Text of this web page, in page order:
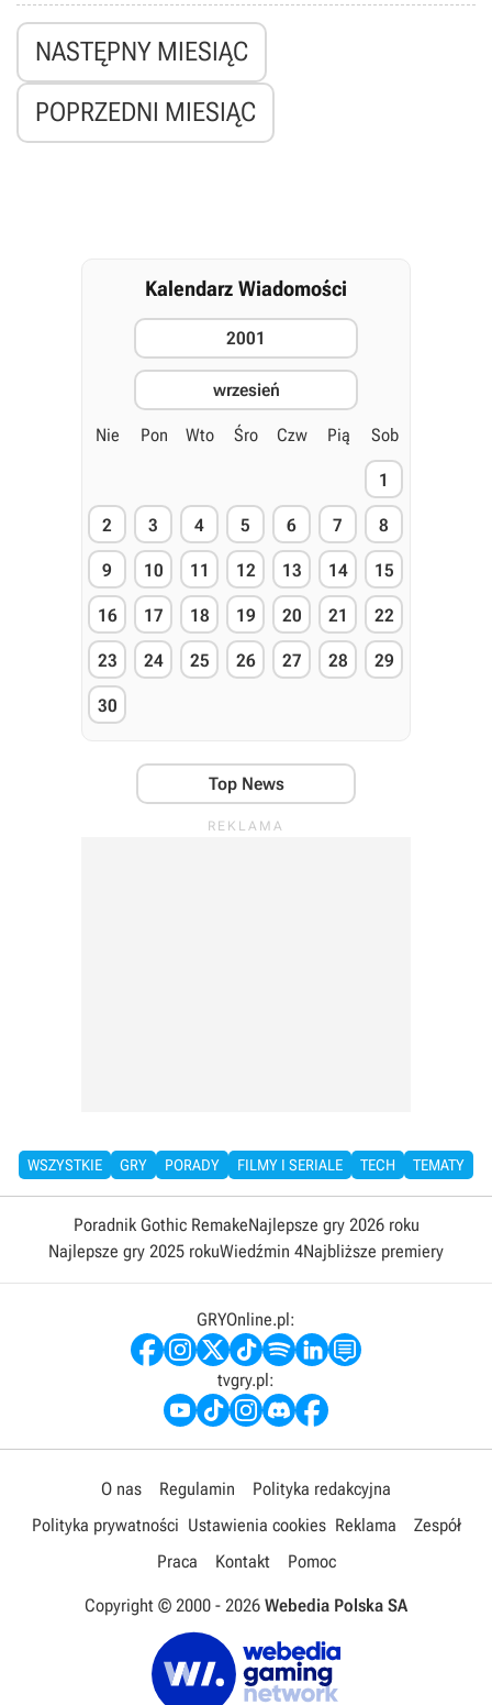
przypomina Matrixa.
NASTĘPNY MIESIĄC
POPRZEDNI MIESIĄC
Kalendarz Wiadomości
2001
wrzesień
Nie Pon Wto Śro Czw Pią Sob
1
2 3 4 5 6 7 8
9 10 11 12 13 14 15
16 17 18 19 20 21 22
23 24 25 26 27 28 29
30
Top News
WSZYSTKIE GRY PORADY FILMY I SERIALE TECH TEMATY
Poradnik Gothic RemakeNajlepsze gry 2026 roku
Najlepsze gry 2025 rokuWiedźmin 4Najbliższe premiery
GRYOnline.pl:
tvgry.pl:
O nas Regulamin
Polityka redakcyjna
Polityka prywatności Ustawienia cookies Reklama
Zespół
Praca
Kontakt Pomoc
Copyright © 2000 - 2026 Webedia Polska SA